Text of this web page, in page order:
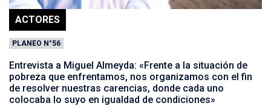
ACTORES
PLANEO N°56
Entrevista a Miguel Almeyda: «Frente a la situación de
pobreza que enfrentamos, nos organizamos con el fin
de resolver nuestras carencias, donde cada uno
colocaba lo suyo en igualdad de condiciones»